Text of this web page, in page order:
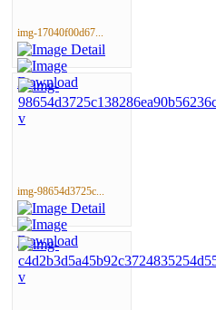
img-17040f00d67...
img-98654d3725c...